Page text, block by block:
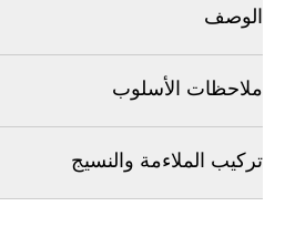
الوصف
ملاحظات الأسلوب
تركيب الملاءمة والنسيج